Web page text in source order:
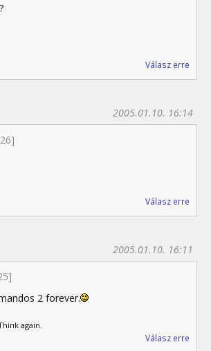
Válasz erre
2005.01.10. 16:14
Válasz erre
2005.01.10. 16:11
2 forever.
again.
Válasz erre